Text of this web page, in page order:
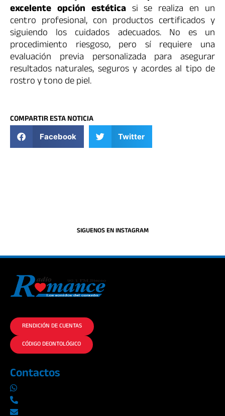
excelente opción estéticasi se realiza en un
centro profesional, con productos certificados y
siguiendo los cuidados adecuados. No es un
procedimiento riesgoso, pero sí requiere una
evaluación previa personalizada para asegurar
resultados naturales, seguros y acordes al tipo de
rostro y tono de piel.
COMPARTIR ESTA NOTICIA
Facebook Twitter
SIGUENOS EN INSTAGRAM
RENDICIÓN DE CUENTAS
CÓDIGO DEONTOLÓGICO
Contactos